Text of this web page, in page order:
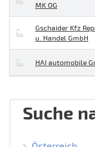
MK OG
Gschaider Kfz
u. Handel GmbH
HAI automobile
Suche